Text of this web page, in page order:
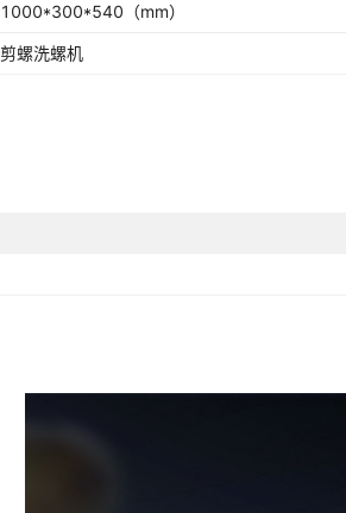
1000*300*540 （mm）
剪螺洗螺机